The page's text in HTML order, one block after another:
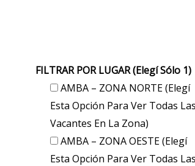
FILTRAR POR LUGAR (elegí Sólo 1)
AMBA – ZONA NORTE (elegí
Esta Opción Para Ver Todas Las
Vacantes En La Zona)
AMBA – ZONA OESTE (elegí
Esta Opción Para Ver Todas Las